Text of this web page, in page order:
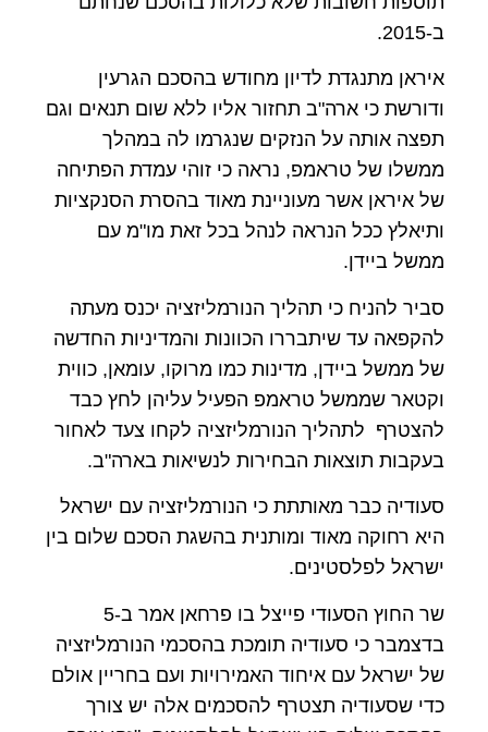
ב-2015.
איראן מתנגדת לדיון מחודש בהסכם הגרעין
ודורשת כי ארה"ב תחזור אליו ללא שום תנאים וגם
תפצה אותה על הנזקים שנגרמו לה במהלך
ממשלו של טראמפ, נראה כי זוהי עמדת הפתיחה
של איראן אשר מעוניינת מאוד בהסרת הסנקציות
ותיאלץ ככל הנראה לנהל בכל זאת מו"מ עם
ממשל ביידן.
סביר להניח כי תהליך הנורמליזציה יכנס מעתה
להקפאה עד שיתבררו הכוונות והמדיניות החדשה
של ממשל ביידן, מדינות כמו מרוקו, עומאן, כווית
וקטאר שממשל טראמפ הפעיל עליהן לחץ כבד
להצטרף לתהליך הנורמליזציה לקחו צעד לאחור
בעקבות תוצאות הבחירות לנשיאות בארה"ב.
סעודיה כבר מאותתת כי הנורמליזציה עם ישראל
היא רחוקה מאוד ומותנית בהשגת הסכם שלום בין
ישראל לפלסטינים.
שר החוץ הסעודי פייצל בו פרחאן אמר ב-5
בדצמבר כי סעודיה תומכת בהסכמי הנורמליזציה
של ישראל עם איחוד האמירויות ועם בחריין אולם
כדי שסעודיה תצטרף להסכמים אלה יש צורך